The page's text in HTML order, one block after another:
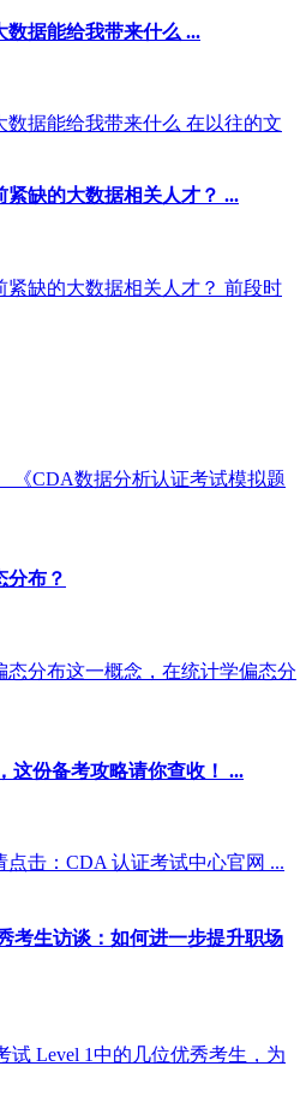
数据能给我带来什么 ...
据能给我带来什么 在以往的文
缺的大数据相关人才？ ...
缺的大数据相关人才？ 前段时
《CDA数据分析认证考试模拟题
分布？
分布这一概念，在统计学偏态分
这份备考攻略请你查收！ ...
击：CDA 认证考试中心官网 ...
考生访谈：如何进一步提升职场
试 Level 1中的几位优秀考生，为